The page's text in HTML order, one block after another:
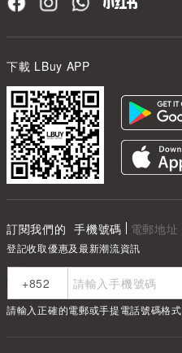
下載 LBuy APP
訂閱我們的 手機號碼 電郵地址
登記收取優惠及最新潮流資訊
請輸入正確的電郵或手提電話號碼格式